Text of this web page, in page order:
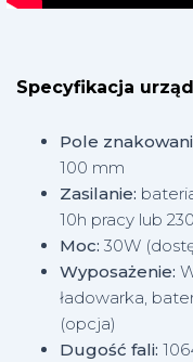
Specyfikacja
Pole
100 mm
Zasilanie:
10h pracy lub
Moc: 30W
Wyposażenie:
ładowarka,
(opcja)
Dugość fali: